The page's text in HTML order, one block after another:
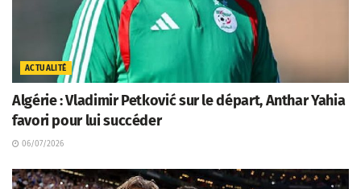
ACTUALITÉ
Algérie : Vladimir Petković sur le départ, Anthar Yahia
favori pour lui succéder
06/07/2026